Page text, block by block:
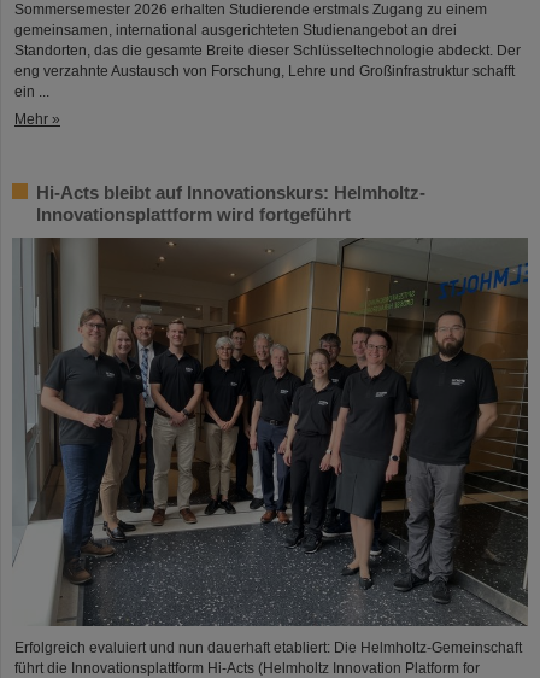
Sommersemester 2026 erhalten Studierende erstmals Zugang zu einem
gemeinsamen, international ausgerichteten Studienangebot an drei
Standorten, das die gesamte Breite dieser Schlüsseltechnologie abdeckt. Der
eng verzahnte Austausch von Forschung, Lehre und Großinfrastruktur schafft
ein ...
Mehr »
Hi-Acts bleibt auf Innovationskurs: Helmholtz-
Innovationsplattform wird fortgeführt
Erfolgreich evaluiert und nun dauerhaft etabliert: Die Helmholtz-Gemeinschaft
führt die Innovationsplattform Hi-Acts (Helmholtz Innovation Platform for